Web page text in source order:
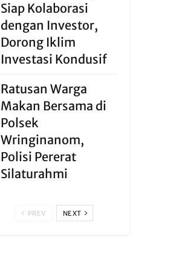
Siap Kolaborasi
dengan Investor,
Dorong Iklim
Investasi Kondusif
Ratusan Warga
Makan Bersama di
Polsek
Wringinanom,
Polisi Pererat
Silaturahmi
PREV NEXT